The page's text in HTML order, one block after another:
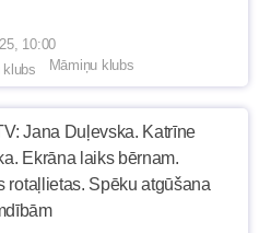
10:00
Māmiņu klubs
Jana Duļevska. Katrīne
Ekrāna laiks bērnam.
rotaļlietas. Spēku atgūšana